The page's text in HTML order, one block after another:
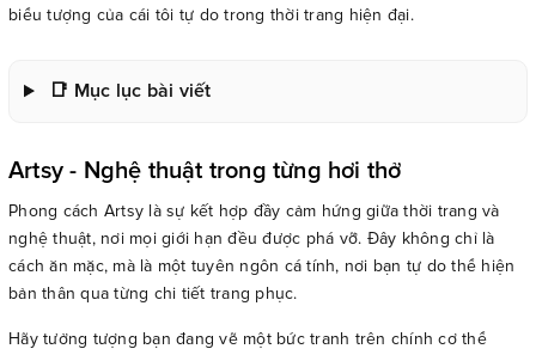
biểu tượng của cái tôi tự do trong thời trang hiện đại.
📑 Mục lục bài viết
Artsy - Nghệ thuật trong từng hơi thở
Phong cách Artsy là sự kết hợp đầy cảm hứng giữa thời trang và
nghệ thuật, nơi mọi giới hạn đều được phá vỡ. Đây không chỉ là
cách ăn mặc, mà là một tuyên ngôn cá tính, nơi bạn tự do thể hiện
bản thân qua từng chi tiết trang phục.
Hãy tưởng tượng bạn đang vẽ một bức tranh trên chính cơ thể